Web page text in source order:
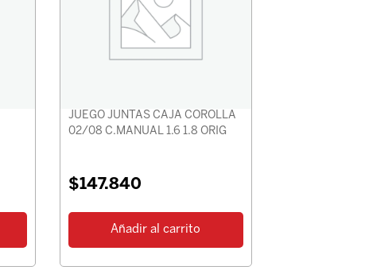
JUEGO JUNTAS CAJA COROLLA
02/08 C.MANUAL 1.6 1.8 ORIG
$147.840
Añadir al carrito